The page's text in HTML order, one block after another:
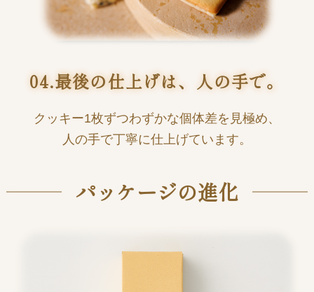
04.最後の仕上げは、人の手で。
クッキー1枚ずつわずかな個体差を見極め、
人の手で丁寧に仕上げています。
パッケージの進化